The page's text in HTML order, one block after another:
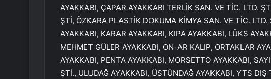
AYAKKABI, ÇAPAR AYAKKABI TERLİK SAN. VE TİC. LTD.
ŞTİ, ÖZKARA PLASTİK DOKUMA KİMYA SAN. VE TİC. LTD.
AYAKKABI, KARAR AYAKKABI, KIPA AYAKKABI, LÜKS
MEHMET GÜLER AYAKKABI, ON-AR KALIP, ORTAKLAR
AYAKKABI, PENTA AYAKKABI, MORSETTO AYAKKABI,
ŞTİ., ULUDAĞ AYAKKABI, ÜSTÜNDAĞ AYAKKABI, YTS DIŞ